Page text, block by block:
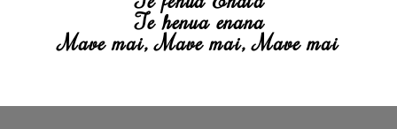
Te henua enana
Mave mai, Mave mai, Mave mai